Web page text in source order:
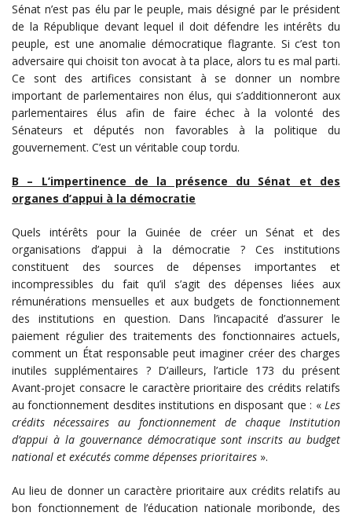
Sénat n’est pas élu par le peuple, mais désigné par le président
de la République devant lequel il doit défendre les intérêts du
peuple, est une anomalie démocratique flagrante. Si c’est ton
adversaire qui choisit ton avocat à ta place, alors tu es mal parti.
Ce sont des artifices consistant à se donner un nombre
important de parlementaires non élus, qui s’additionneront aux
parlementaires élus afin de faire échec à la volonté des
Sénateurs et députés non favorables à la politique du
gouvernement. C’est un véritable coup tordu.
B – L’impertinence de la présence du Sénat et des
organes d’appui à la démocratie
Quels intérêts pour la Guinée de créer un Sénat et des
organisations d’appui à la démocratie ? Ces institutions
constituent des sources de dépenses importantes et
incompressibles du fait qu’il s’agit des dépenses liées aux
rémunérations mensuelles et aux budgets de fonctionnement
des institutions en question. Dans l’incapacité d’assurer le
paiement régulier des traitements des fonctionnaires actuels,
comment un État responsable peut imaginer créer des charges
inutiles supplémentaires ? D’ailleurs, l’article 173 du présent
Avant-projet consacre le caractère prioritaire des crédits relatifs
au fonctionnement desdites institutions en disposant que : « Les
crédits nécessaires au fonctionnement de chaque Institution
d’appui à la gouvernance démocratique sont inscrits au budget
national et exécutés comme dépenses prioritaires ».
Au lieu de donner un caractère prioritaire aux crédits relatifs au
bon fonctionnement de l’éducation nationale moribonde, des